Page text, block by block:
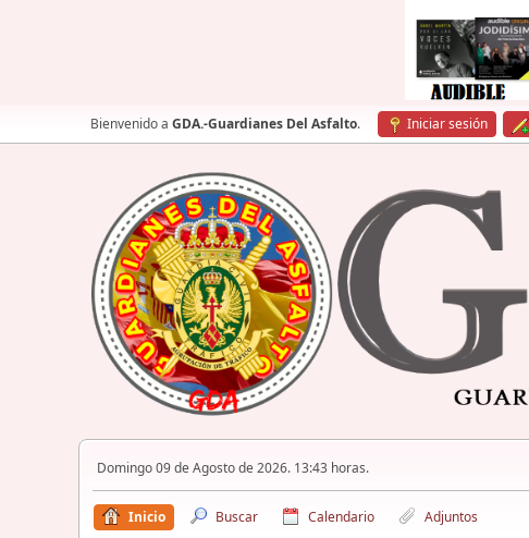
Bienvenido a GDA.-Guardianes Del Asfalto. Iniciar sesión
Domingo 09 de Agosto de 2026. 13:43 horas.
Inicio Buscar Calendario Adjuntos